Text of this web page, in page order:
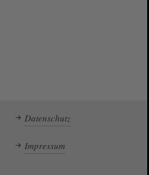
Datenschutz
Impressum